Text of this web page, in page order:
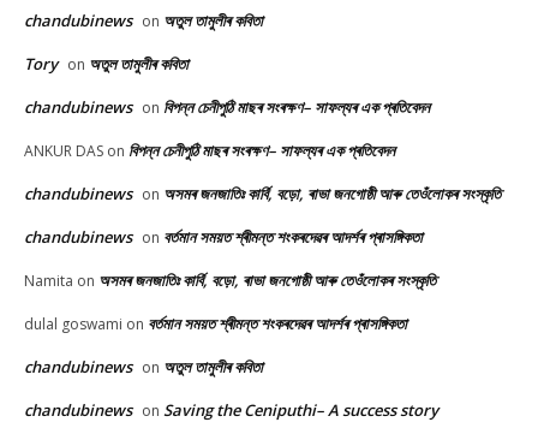
chandubinews on অতুল তামুলীৰ কবিতা
Tory on অতুল তামুলীৰ কবিতা
chandubinews on বিপন্ন চেনীপুঠি মাছৰ সংৰক্ষণ– সাফল্যৰ এক প্ৰতিবেদন
ANKUR DAS on বিপন্ন চেনীপুঠি মাছৰ সংৰক্ষণ– সাফল্যৰ এক প্ৰতিবেদন
chandubinews on অসমৰ জনজাতিঃ কাৰ্বি, বড়ো, ৰাভা জনগোষ্ঠী আৰু তেওঁলোকৰ সংস্কৃতি
chandubinews on বৰ্তমান সময়ত শ্ৰীমন্ত শংকৰদেৱৰ আদৰ্শৰ প্ৰাসঙ্গিকতা
Namita on অসমৰ জনজাতিঃ কাৰ্বি, বড়ো, ৰাভা জনগোষ্ঠী আৰু তেওঁলোকৰ সংস্কৃতি
dulal goswami on বৰ্তমান সময়ত শ্ৰীমন্ত শংকৰদেৱৰ আদৰ্শৰ প্ৰাসঙ্গিকতা
chandubinews on অতুল তামুলীৰ কবিতা
chandubinews on Saving the Ceniputhi– A success story